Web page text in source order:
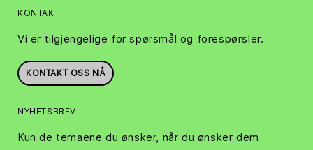
KONTAKT
Vi er tilgjengelige for spørsmål og forespørsler.
KONTAKT OSS NÅ
NYHETSBREV
Kun de temaene du ønsker, når du ønsker dem